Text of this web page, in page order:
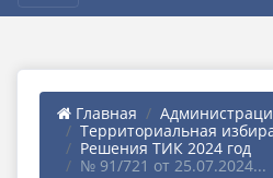
Главная
Территориальная
Решения ТИК 2024 год
№ 91/721 от 25.07.2024...